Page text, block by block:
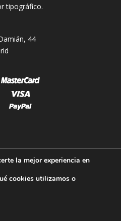
tipográfico.
44
los derechos reservados
la mejor experiencia en
cookies utilizamos o